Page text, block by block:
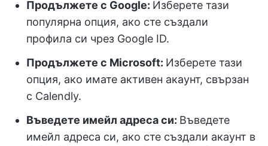
Продължете с Google: Изберете тази
популярна опция, ако сте създали
профила си чрез Google ID.
Продължете с Microsoft: Изберете тази
опция, ако имате активен акаунт, свързан
с Calendly.
Въведете имейл адреса си: Въведете
имейл адреса си, ако сте създали акаунт в